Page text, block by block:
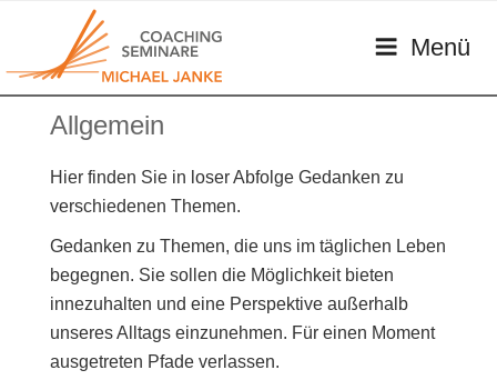
springen
MICHAEL JANKE – COACHING &
SEMINARE
persönliches Coaching im beruflichen und privaten Kontext
Menü
Allgemein
Hier finden Sie in loser Abfolge Gedanken zu
verschiedenen Themen.
Gedanken zu Themen, die uns im täglichen Leben
begegnen. Sie sollen die Möglichkeit bieten
innezuhalten und eine Perspektive außerhalb
unseres Alltags einzunehmen. Für einen Moment
ausgetreten Pfade verlassen.